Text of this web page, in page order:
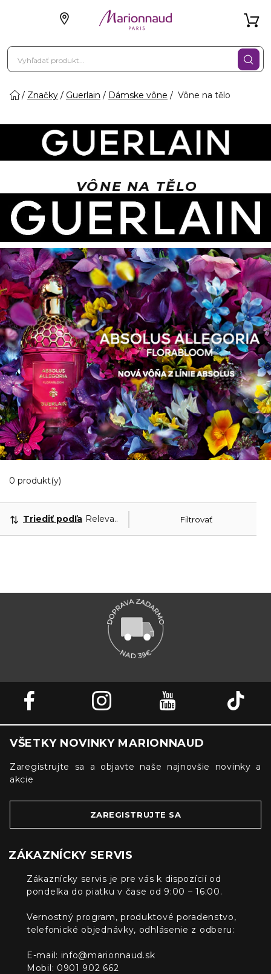
Značky Guerlain Dámske vône Vône na tělo
VÔNE NA TĚLO
0 produkt(y)
Filtrovať
Triediť podľa Relevantnosť
VŠETKY NOVINKY MARIONNAUD
Zaregistrujte sa a objavte naše najnovšie novinky a
akcie
ZAREGISTRUJTE SA
ZÁKAZNÍCKY SERVIS
Zákaznícky servis je pre vás k dispozícií od
pondelka do piatku v čase od 9:00 – 16:00.
Vernostný program, produktové poradenstvo,
telefonické objednávky, odhlásenie z odberu:
E-mail: info@marionnaud.sk
Mobil: 0901 902 662